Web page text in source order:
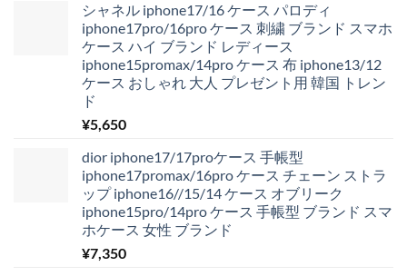
シャネル iphone17/16 ケース パロディ
iphone17pro/16pro ケース 刺繍 ブランド スマホ
ケース ハイ ブランド レディース
iphone15promax/14pro ケース 布 iphone13/12
ケース おしゃれ 大人 プレゼント用 韓国 トレン
ド
¥5,650
dior iphone17/17proケース 手帳型
iphone17promax/16pro ケース チェーン ストラ
ップ iphone16//15/14 ケース オブリーク
iphone15pro/14pro ケース 手帳型 ブランド スマ
ホケース 女性 ブランド
¥7,350